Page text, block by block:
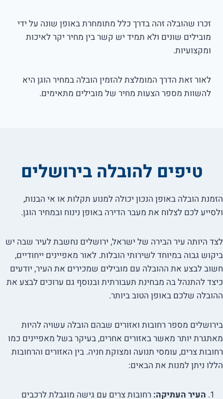
זכרו שהובלה זהה בדרך כלל מתומחרת באופן שונה על ידי
מובילים שונים ולא תמיד יש קשר בין מחיר יקר לאיכות
ומקצועיות.
לאור זאת הדרך המומלצת להזמין הובלה במחיר הוגן היא
להשוות מספר הצעות מחיר של מובילים מתאימים.
טיפים להובלה בירושלים
הזמנת הובלה באופן הנכון יכולה למנוע תקלות או אי הבנות,
ולסייע לכם לצלוח את מעבר הדירה באופן נינוח ובמחיר הוגן.
לצד היותה עיר הבירה של ישראל, ירושלים נחשבת לעיר שבה יש
ביקוש גבוה במיוחד לשירותי הובלות. לאור מאפיינים ייחודיים,
חשוב לבצע את ההובלה עם מובילים שמכירים את העיר, יודעים
כיצד להתנהל בה מבחינת תעבורתית ובנוסף גם ערוכים לבצע את
ההובלה שלכם באופן הטוב ביותר.
בירושלים מספר רחובות ואזורים שבהם הובלה עשויה להיות
מאתגרת יותר מאשר באזורים אחרים, בעיקר בשל מאפיינים כמו
רחובות צרים, עומסי תנועה ומצוקת חניה. בין האזורים והרחובות
הללו ניתן למנות את הבאים:
העיר העתיקה: רחובות צרים עם גישה מוגבלת לרכבים